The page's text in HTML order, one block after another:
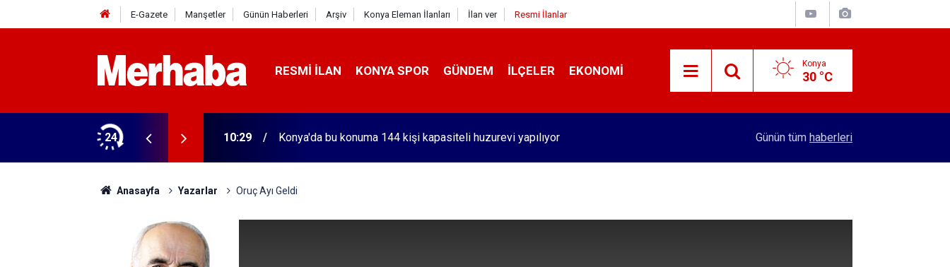
E-Gazete Manşetler Günün Haberleri Arşiv Konya Eleman İlanları İlan ver Resmi İlanlar
RESMI İLAN KONYA SPOR GÜNDEM İLÇELER EKONOMI Konya
30 °C
24 10:29 Konya'da bu konuma 144 kişi kapasiteli huzurevi yapılıyor Beyşehir'de kovan sayımı yapıldı
Günün tüm haberleri
Anasayfa Yazarlar Oruç Ayı Geldi